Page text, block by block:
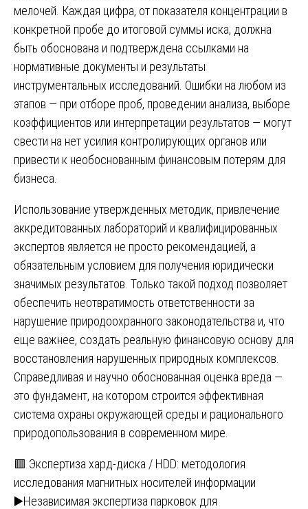
мелочей. Каждая цифра, от показателя концентрации в
конкретной пробе до итоговой суммы иска, должна
быть обоснована и подтверждена ссылками на
нормативные документы и результаты
инструментальных исследований. Ошибки на любом из
этапов — при отборе проб, проведении анализа, выборе
коэффициентов или интерпретации результатов — могут
свести на нет усилия контролирующих органов или
привести к необоснованным финансовым потерям для
бизнеса.
Использование утвержденных методик, привлечение
аккредитованных лабораторий и квалифицированных
экспертов является не просто рекомендацией, а
обязательным условием для получения юридически
значимых результатов. Только такой подход позволяет
обеспечить неотвратимость ответственности за
нарушение природоохранного законодательства и, что
еще важнее, создать реальную финансовую основу для
восстановления нарушенных природных комплексов.
Справедливая и научно обоснованная оценка вреда —
это фундамент, на котором строится эффективная
система охраны окружающей среды и рационального
природопользования в современном мире.
Навигация
по
🟥 Экспертиза хард-диска / HDD: методология
исследования магнитных носителей информации
▶️Независимая экспертиза парковок для